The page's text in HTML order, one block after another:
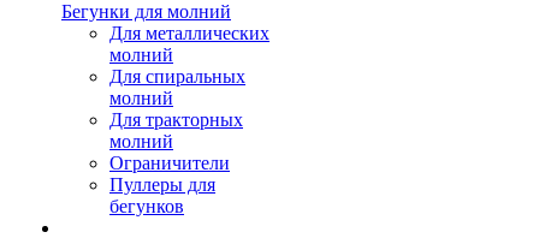
Бегунки для молний
Для металлических
молний
Для спиральных
молний
Для тракторных
молний
Ограничители
Пуллеры для
бегунков